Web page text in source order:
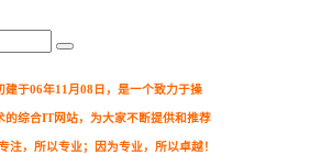
于06年11月08日，是一个致力于操
的综合IT网站，为大家不断提供和推荐
注，所以专业；因为专业，所以卓越！